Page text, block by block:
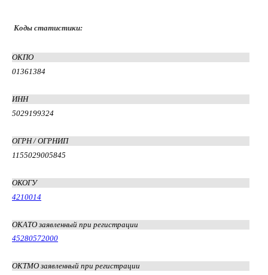
Коды статистики:
ОКПО
01361384
ИНН
5029199324
ОГРН / ОГРНИП
1155029005845
ОКОГУ
4210014
ОКАТО заявленный при регистрации
45280572000
ОКТМО заявленный при регистрации